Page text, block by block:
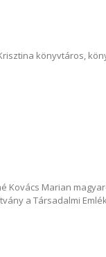
könyvtáros,
Marian
a Társadalmi